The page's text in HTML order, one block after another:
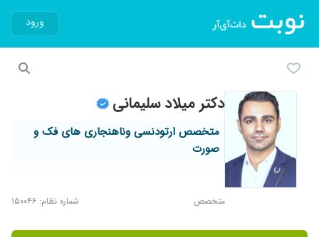
ورود
دکتر میلاد سلیمانی
متخصص ارتودنسی وناهنجاری های فک و
صورت
متخصص شماره نظام: ۱۵۰۰۴۶